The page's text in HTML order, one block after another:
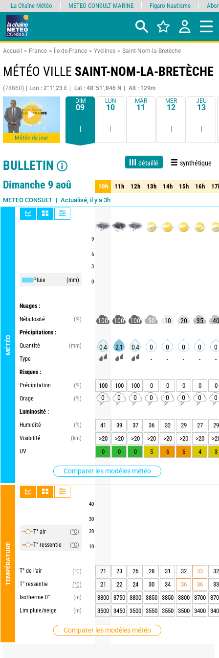
Accueil France Île-de-France Yvelines Saint-Nom-la-Bretèche
MÉTÉO VILLE SAINT-NOM-LA-BRETÈCHE
(78860) Lon : 2°1’,23 E Lat : 48°51’,846 N Alt : 129m
Météo du jour
DIM
09
- -
LUN
10
- -
MAR
11
- -
MER
12
- -
JEU
13
- -
BULLETIN détaillé synthétique
Live 1 jour 3 jours 15 jours Fiabilité 85%
Dimanche 9 aoû
METEO CONSULT Actualisé, il y a 3h
MÉTÉO
Pluie (mm)
Nuages :
Nébulosité
(%)
Précipitations :
Quantité
(mm)
Type
Risques :
Précipitation
(%)
Orage
(%)
Luminosité :
Humidité
(%)
Visibilité
(km)
UV
Comparer les modèles météo
TEMPÉRATURE
T° air
(°C)
T° ressentie
(°C)
T° de l'air
(°C)
T° ressentie
(°C)
Isotherme 0°
(m)
Lim pluie/neige
(m)
Comparer les modèles météo
9
6
3
0
40
30
20
10
10h 11h 12h 13h 14h 15h 16h
10h 11h 12h 13h 14h 15h 16h
100 100 100 50 10 20 35 40
0.4 2.1 0.4 0 0 0 0 0
- - - - -
100 100 100 0 0 0 0 0
0 0 0 0 0 0 0 0
41 39 37 36 32 29 27
29
>20
>20 >20 >20 >20 >20 >20
0
0 0 5 6 6 4 3
21 23 26 28 31 32 33
32
21
22 24 30 34 36 36
33
3800
3750 3800 3850 3850 3800 3700
3500
3450 3500 3550 3550 3500 3400
La Chaîne Météo METEO CONSULT MARINE Figaro Nautisme